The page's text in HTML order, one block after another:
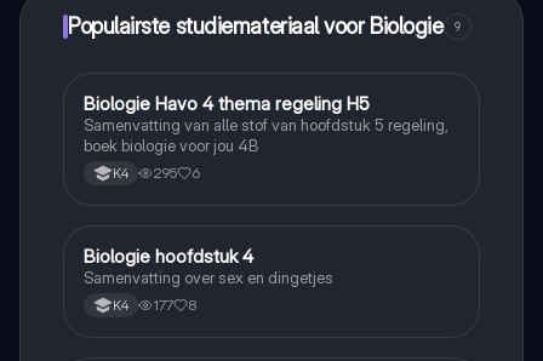
Populairste studiemateriaal voor Biologie 9
Biologie
Biologie Havo 4 thema regeling H5
Samenvatting van alle stof van hoofdstuk 5 regeling,
boek biologie voor jou 4B
K4 295 6
Biologie
Biologie hoofdstuk 4
Samenvatting over sex en dingetjes
K4 177 8